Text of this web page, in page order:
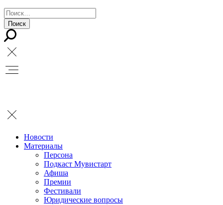
Новости
Материалы
Персона
Подкаст Мувистарт
Афиша
Премии
Фестивали
Юридические вопросы